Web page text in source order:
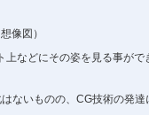
像図）
上などにその姿を見る事がで
ないものの、CG技術の発達